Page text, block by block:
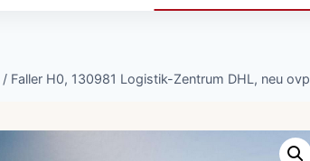
/ Faller H0, 130981 Logistik-Zentrum DHL, neu ovp